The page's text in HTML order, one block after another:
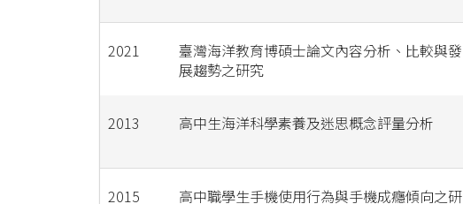
2021
臺灣海洋教育博碩士論文內容分析、比較與發
展趨勢之研究
2013 高中生海洋科學素養及迷思概念評量分析
2015 高中職學生手機使用行為與手機成癮傾向之研